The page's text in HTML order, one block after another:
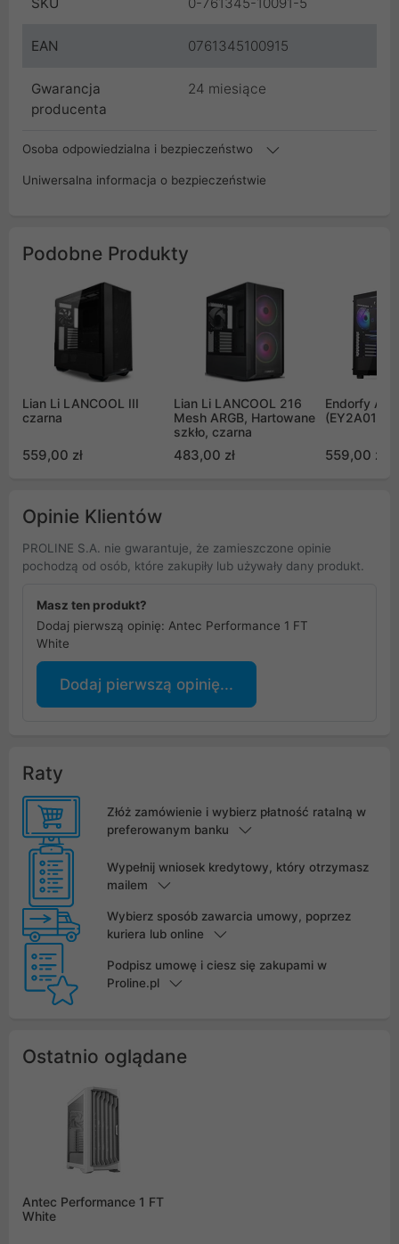
SKU 0-761345-10091-5
EAN 0761345100915
Gwarancja
producenta
24 miesiące
Osoba odpowiedzialna i bezpieczeństwo
Uniwersalna informacja o bezpieczeństwie
Podobne Produkty
Lian Li LANCOOL III
czarna
559,00 zł
Lian Li LANCOOL 216
Mesh ARGB, Hartowane
szkło, czarna
483,00 zł
Endorfy
(EY2A013)
559,00 zł
Opinie Klientów
PROLINE S.A. nie gwarantuje, że zamieszczone opinie
pochodzą od osób, które zakupiły lub używały dany produkt.
Masz ten produkt?
Dodaj pierwszą opinię: Antec Performance 1 FT
White
Dodaj pierwszą opinię...
Raty
Złóż zamówienie i wybierz płatność ratalną w
preferowanym banku
Wypełnij wniosek kredytowy, który otrzymasz
mailem
Wybierz sposób zawarcia umowy, poprzez
kuriera lub online
Podpisz umowę i ciesz się zakupami w
Proline.pl
Ostatnio oglądane
Antec Performance 1 FT
White